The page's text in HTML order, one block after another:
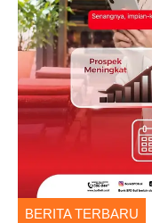
BERITA TERBARU